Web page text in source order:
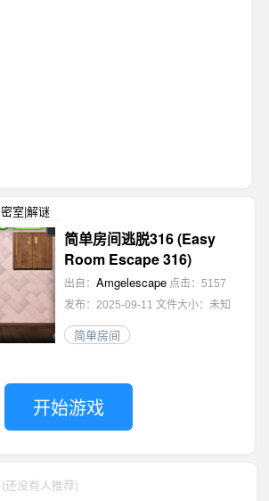
密室|解谜
简单房间逃脱316 (Easy
Room Escape 316)
出自： Amgelescape 点击：5157
发布：2025-09-11 文件大小：未知
简单房间
开始游戏
(还没有人推荐)